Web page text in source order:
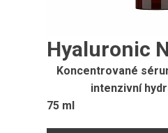
Hyaluronic
Koncentrované
intenzivní
75 ml